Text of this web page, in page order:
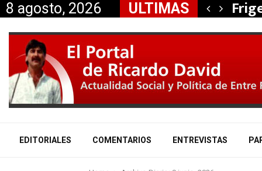
8 agosto, 2026 ULTIMAS
Miranda anunció…
EDITORIALES COMENTARIOS ENTREVISTAS